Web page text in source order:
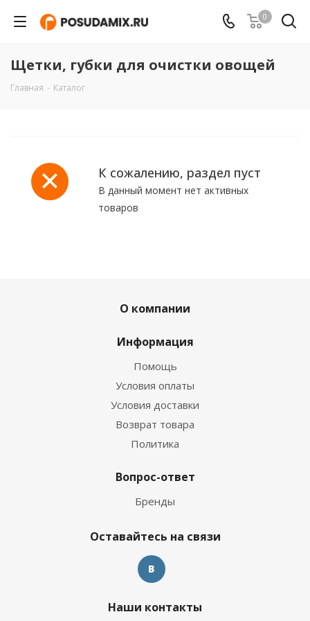
0
Щетки, губки для очистки овощей
Главная - Каталог
К сожалению, раздел пуст
В данный момент нет активных
товаров
О компании
Информация
Помощь
Условия оплаты
Условия доставки
Возврат товара
Политика
Вопрос-ответ
Бренды
Оставайтесь на связи
Наши контакты